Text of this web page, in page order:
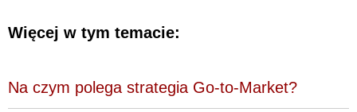
Więcej w tym temacie:
Na czym polega strategia Go-to-Market?